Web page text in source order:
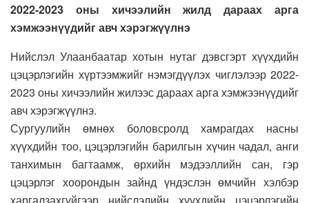
2022-2023 оны хичээлийн жилд дараах арга
хэмжээнүүдийг авч хэрэгжүүлнэ
Нийслэл Улаанбаатар хотын нутаг дэвсгэрт хүүхдийн
цэцэрлэгийн хүртээмжийг нэмэгдүүлэх чиглэлээр 2022-
2023 оны хичээлийн жилээс дараах арга хэмжээнүүдийг
авч хэрэгжүүлнэ.
Сургуулийн өмнөх боловсролд хамрагдах насны
хүүхдийн тоо, цэцэрлэгийн барилгын хүчин чадал, анги
танхимын багтаамж, өрхийн мэдээллийн сан, гэр
цэцэрлэг хоорондын зайнд үндэслэн өмчийн хэлбэр
харгалзахгүйгээр нийслэлийн хүүхдийн цэцэрлэгийн